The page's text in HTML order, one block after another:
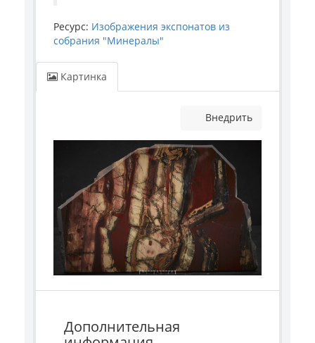
Ресурс: Изображения экспонатов из
собрания "Минералы"
Картинка
Внедрить
Дополнительная